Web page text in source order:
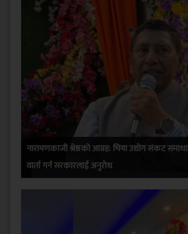
नारायणकाजी श्रेष्ठको आग्रह: चिया उद्योग संकट
वार्ता गर्न सरकारलाई अनुरोध